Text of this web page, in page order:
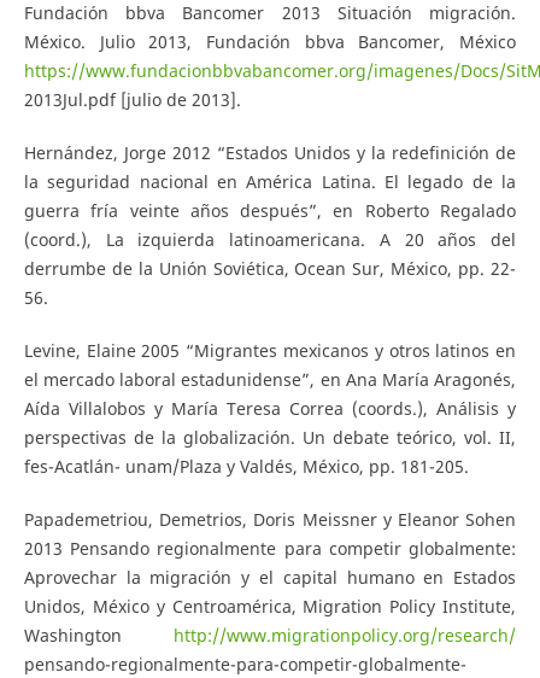
Fundación bbva Bancomer 2013 Situación migración.
México. Julio 2013, Fundación bbva Bancomer, México
https://www.fundacionbbvabancomer.org/imagenes/Docs/
2013Jul.pdf [julio de 2013].
Hernández, Jorge 2012 “Estados Unidos y la redefinición de
la seguridad nacional en América Latina. El legado de la
guerra fría veinte años después”, en Roberto Regalado
(coord.), La izquierda latinoamericana. A 20 años del
derrumbe de la Unión Soviética, Ocean Sur, México, pp. 22-
56.
Levine, Elaine 2005 “Migrantes mexicanos y otros latinos en
el mercado laboral estadunidense”, en Ana María Aragonés,
Aída Villalobos y María Teresa Correa (coords.), Análisis y
perspectivas de la globalización. Un debate teórico, vol. II,
fes-Acatlán- unam/Plaza y Valdés, México, pp. 181-205.
Papademetriou, Demetrios, Doris Meissner y Eleanor Sohen
2013 Pensando regionalmente para competir globalmente:
Aprovechar la migración y el capital humano en Estados
Unidos, México y Centroamérica, Migration Policy Institute,
Washington http://www.migrationpolicy.org/research/
pensando-regionalmente-para-competir-globalmente-